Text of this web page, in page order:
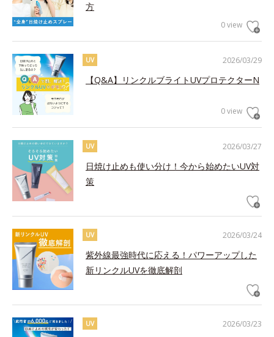
方
0 view
2026/03/29
UV
【Q&A】リンクルブライトUVプロテクターN
0 view
2026/03/27
UV
日焼け止めも使い分け！今から始めたいUV対
策
2026/03/24
UV
紫外線最強時代に応える！パワーアップした
新リンクルUVを徹底解剖
2026/03/23
UV